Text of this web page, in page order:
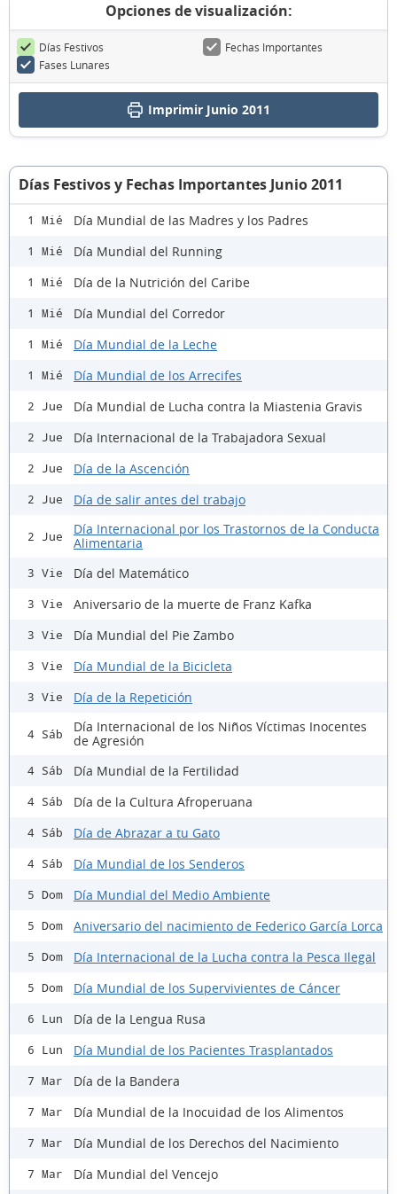
Opciones de visualización:
Días Festivos
Fechas Importantes
Fases Lunares
Imprimir Junio 2011
Días Festivos y Fechas Importantes Junio 2011
1 Mié Día Mundial de las Madres y los Padres
1 Mié Día Mundial del Running
1 Mié Día de la Nutrición del Caribe
1 Mié Día Mundial del Corredor
1 Mié Día Mundial de la Leche
1 Mié Día Mundial de los Arrecifes
2 Jue Día Mundial de Lucha contra la Miastenia Gravis
2 Jue Día Internacional de la Trabajadora Sexual
2 Jue Día de la Ascención
2 Jue Día de salir antes del trabajo
2 Jue
Día Internacional por los Trastornos de la Conducta
Alimentaria
3 Vie Día del Matemático
3 Vie Aniversario de la muerte de Franz Kafka
3 Vie Día Mundial del Pie Zambo
3 Vie Día Mundial de la Bicicleta
3 Vie Día de la Repetición
4 Sáb
Día Internacional de los Niños Víctimas Inocentes
de Agresión
4 Sáb Día Mundial de la Fertilidad
4 Sáb Día de la Cultura Afroperuana
4 Sáb Día de Abrazar a tu Gato
4 Sáb Día Mundial de los Senderos
5 Dom Día Mundial del Medio Ambiente
5 Dom Aniversario del nacimiento de Federico García Lorca
5 Dom Día Internacional de la Lucha contra la Pesca Ilegal
5 Dom Día Mundial de los Supervivientes de Cáncer
6 Lun Día de la Lengua Rusa
6 Lun Día Mundial de los Pacientes Trasplantados
7 Mar Día de la Bandera
7 Mar Día Mundial de la Inocuidad de los Alimentos
7 Mar Día Mundial de los Derechos del Nacimiento
7 Mar Día Mundial del Vencejo